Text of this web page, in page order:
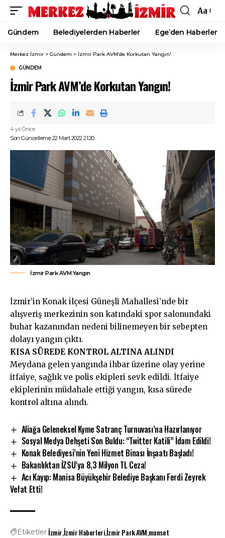
Font
Resizer
Aa
Gündem Belediyelerden Haberler Ege’den Haberler
Merkez İzmir > Gündem > İzmir Park AVM’de Korkutan Yangın!
GÜNDEM
İzmir Park AVM’de Korkutan Yangın!
Son Güncelleme 22 Mart 2022 21:20
4 yıl Önce
İzmir Park AVM Yangın
İzmir’in Konak ilçesi Güneşli Mahallesi’nde bir
alışveriş merkezinin son katındaki spor salonundaki
buhar kazanından nedeni bilinemeyen bir sebepten
dolayı yangın çıktı.
KISA SÜREDE KONTROL ALTINA ALINDI
Meydana gelen yangında ihbar üzerine olay yerine
itfaiye, sağlık ve polis ekipleri sevk edildi. İtfaiye
ekiplerinin müdahale ettiği yangın, kısa sürede
kontrol altına alındı.
Aliağa Geleneksel Kyme Satranç Turnuvası’na Hazırlanıyor
Sosyal Medya Dehşeti Son Buldu: “Twitter Katili” İdam Edildi!
Konak Belediyesi’nin Yeni Hizmet Binası İnşaatı Başladı!
Bakanlıktan İZSU’ya 8,3 Milyon TL Ceza!
Acı Kayıp: Manisa Büyükşehir Belediye Başkanı Ferdi Zeyrek
Vefat Etti!
Etiketlerİzmirİzmir Haberleriİzmir Park AVMmanset